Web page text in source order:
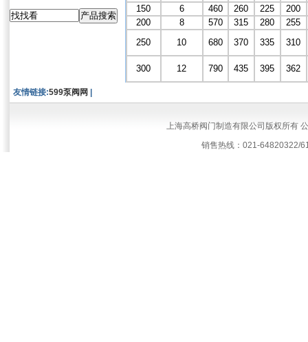
150
6 460 260 225
200
200
8 570 315 280
255
250
10 680 370 335 310
300 12 790 435 395 362
友情链接:599泵阀网
上海高桥阀门制造有限公司版权所有
销售热线：021-64820322/